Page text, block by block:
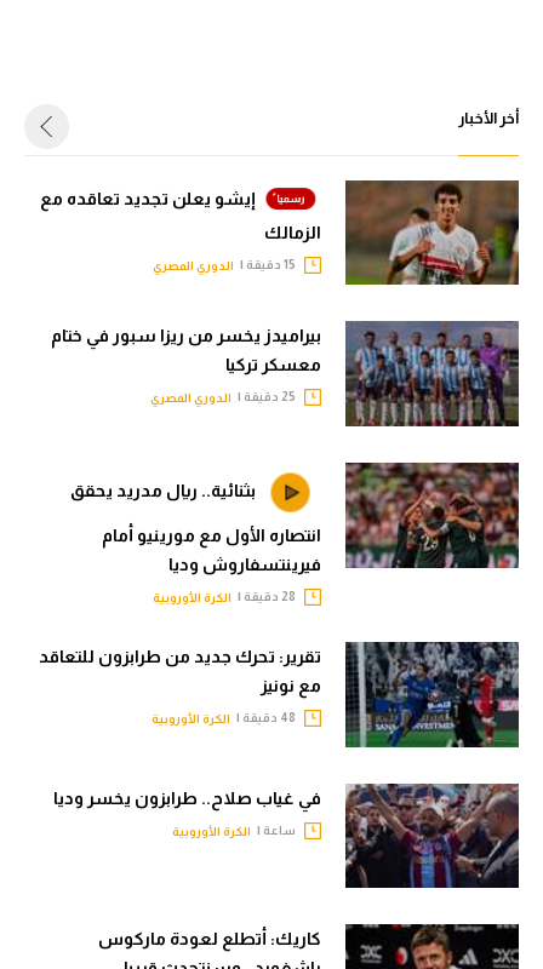
أخر الأخبار
إيشو يعلن تجديد تعاقده مع
الزمالك
الدوري المصري
بيراميدز يخسر من ريزا سبور في ختام
معسكر تركيا
الدوري المصري
بثنائية.. ريال مدريد يحقق
انتصاره الأول مع مورينيو أمام
فيرينتسفاروش وديا
الكرة الأوروبية
تقرير: تحرك جديد من طرابزون للتعاقد
مع نونيز
الكرة الأوروبية
في غياب صلاح.. طرابزون يخسر وديا
ساعة | الكرة الأوروبية
كاريك: أتطلع لعودة ماركوس